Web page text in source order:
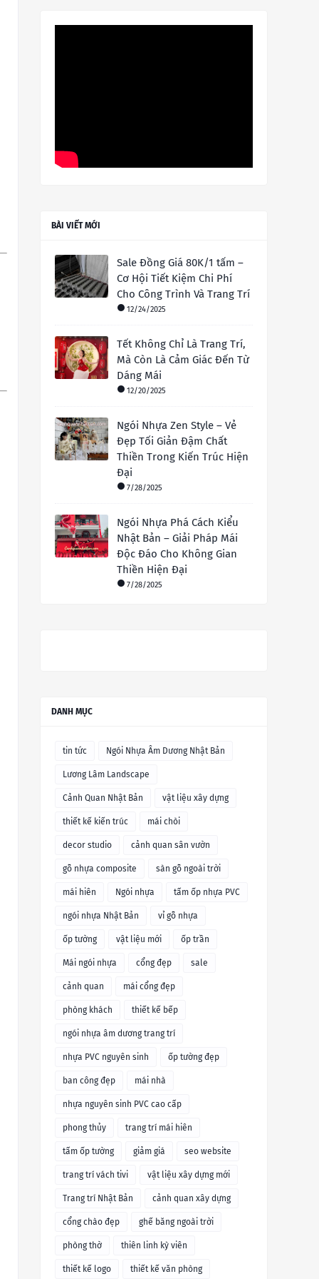
BÀI VIẾT MỚI
Sale Đồng Giá 80K/1 tấm –
Cơ Hội Tiết Kiệm Chi Phí
Cho Công Trình Và Trang Trí
12/24/2025
Tết Không Chỉ Là Trang Trí,
Mà Còn Là Cảm Giác Đến Từ
Dáng Mái
12/20/2025
Ngói Nhựa Zen Style – Vẻ
Đẹp Tối Giản Đậm Chất
Thiền Trong Kiến Trúc Hiện
Đại
7/28/2025
Ngói Nhựa Phá Cách Kiểu
Nhật Bản – Giải Pháp Mái
Độc Đáo Cho Không Gian
Thiền Hiện Đại
7/28/2025
DANH MỤC
tin tức Ngói Nhựa Âm Dương Nhật Bản
Lương Lâm Landscape
Cảnh Quan Nhật Bản vật liệu xây dựng
thiết kế kiến trúc mái chòi
decor studio cảnh quan sân vườn
gỗ nhựa composite sàn gỗ ngoài trời
mái hiên Ngói nhựa tấm ốp nhựa PVC
ngói nhựa Nhật Bản vỉ gỗ nhựa
ốp tường vật liệu mới ốp trần
Mái ngói nhựa cổng đẹp sale
cảnh quan mái cổng đẹp
phòng khách thiết kế bếp
ngói nhựa âm dương trang trí
nhựa PVC nguyên sinh ốp tường đẹp
ban công đẹp mái nhà
nhựa nguyên sinh PVC cao cấp
phong thủy trang trí mái hiên
tấm ốp tường giảm giá seo website
trang trí vách tivi vật liệu xây dựng mới
Trang trí Nhật Bản cảnh quan xây dựng
cổng chào đẹp ghế băng ngoài trời
phòng thờ thiên linh kỳ viên
thiết kế logo thiết kế văn phòng